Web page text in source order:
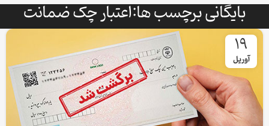
بایگانی برچسب ها:اعتبار چک ضمانت
19
آوریل